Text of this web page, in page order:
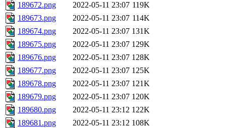
189672.png
2022-05-11 23:07 119K
189673.png
2022-05-11 23:07 114K
189674.png
2022-05-11 23:07 131K
189675.png
2022-05-11 23:07 129K
189676.png
2022-05-11 23:07 128K
189677.png
2022-05-11 23:07 125K
189678.png
2022-05-11 23:07 121K
189679.png
2022-05-11 23:07 120K
189680.png
2022-05-11 23:12 122K
189681.png
2022-05-11 23:12 108K